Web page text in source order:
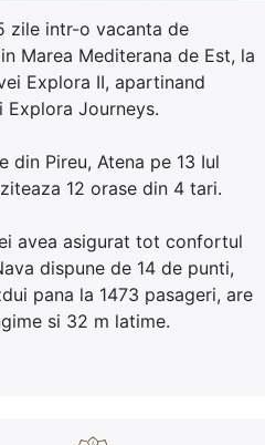
zile intr-o vacanta de
Marea Mediterana de Est, la
Explora II, apartinand
Explora Journeys.
din Pireu, Atena pe 13 Iul
12 orase din 4 tari.
avea asigurat tot confortul
dispune de 14 de punti,
pana la 1473 pasageri, are
si 32 m latime.